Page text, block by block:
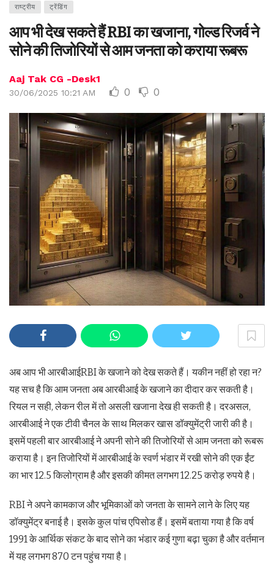
राष्ट्रीय ट्रेंडिंग
आप भी देख सकते हैं RBI का खजाना, गोल्ड रिजर्व ने
सोने की तिजोरियों से आम जनता को कराया रूबरू
Aaj Tak CG -Desk1
30/06/2025 10:21 AM 0 0
अब आप भी आरबीआईRBI के खजाने को देख सकते हैं। यकीन नहीं हो रहा न?
यह सच है कि आम जनता अब आरबीआई के खजाने का दीदार कर सकती है।
रियल न सही, लेकन रील में तो असली खजाना देख ही सकती है। दरअसल,
आरबीआई ने एक टीवी चैनल के साथ मिलकर खास डॉक्युमेंट्री जारी की है।
इसमें पहली बार आरबीआई ने अपनी सोने की तिजोरियों से आम जनता को रूबरू
कराया है। इन तिजोरियों में आरबीआई के स्‍वर्ण भंडार में रखी सोने की एक ईंट
का भार 12.5 किलोग्राम है और इसकी कीमत लगभग 12.25 करोड़ रुपये है।
RBI ने अपने कामकाज और भूमिकाओं को जनता के सामने लाने के लिए यह
डॉक्युमेंट्र बनाई है। इसके कुल पांच एपिसोड हैं। इसमें बताया गया है कि वर्ष
1991 के आर्थिक संकट के बाद सोने का भंडार कई गुणा बढ़ा चुका है और वर्तमान
में यह लगभग 870 टन पहुंच गया है।